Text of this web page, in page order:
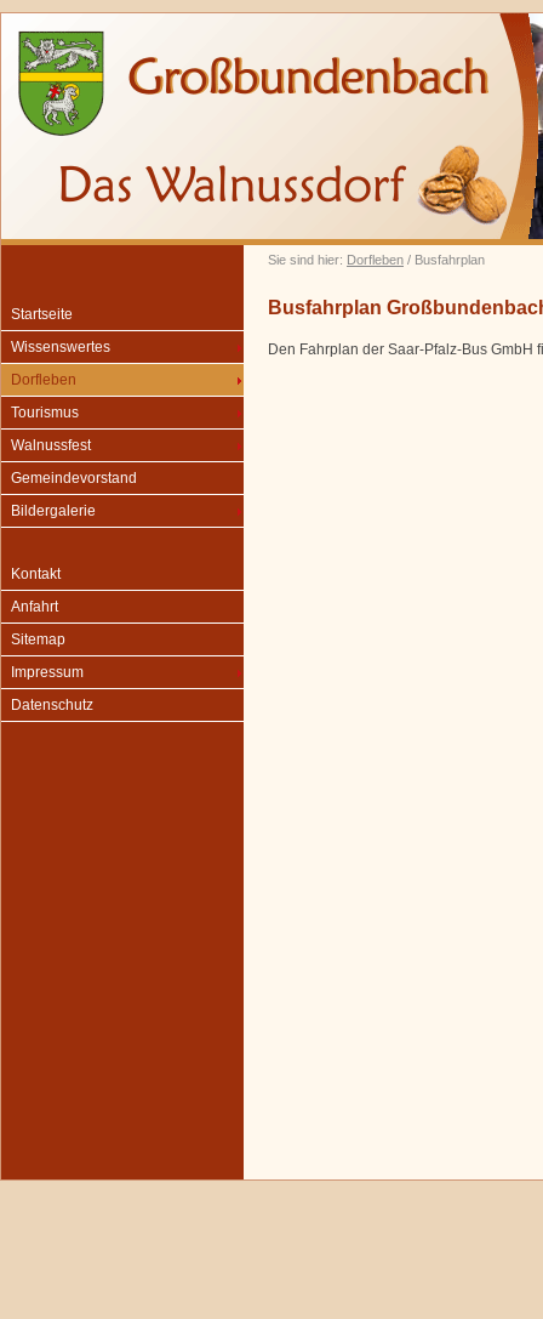
Sie sind hier: Dorfleben / Busfahrplan
Startseite
Wissenswertes
Dorfleben
Tourismus
Walnussfest
Gemeindevorstand
Bildergalerie
Kontakt
Anfahrt
Sitemap
Impressum
Datenschutz
Busfahrplan
Den Fahrplan der Saar-Pfalz-Bus GmbH